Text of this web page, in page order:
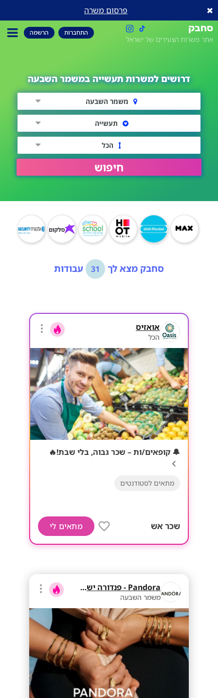
פרסום משרה
סחבק
אתר משרות הצעירים של ישראל
התחברות הרשמה
דרושים למשרות תעשייה במשמר השבעה
משמר השבעה
תעשייה
הכל
חיפוש
סחבק מצא לך 31 עבודות
אואזיס
הכל
🔔 קופאים/ות – שכר גבוה, בלי שבת!🔥
מתאים לסטודנטים
שכר אש מתאים לי
Pandora - פנדורה ישראל
משמר השבעה